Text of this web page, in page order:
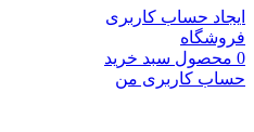
ایجاد حساب کاربری
فروشگاه
0 محصول سبد خرید
حساب کاربری من